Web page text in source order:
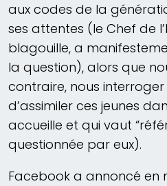
aux codes de la
ses attentes (le Chef de
blagouille, a
la question), alors que
contraire, nous
d’assimiler ces jeunes
accueille et qui vaut
questionnée par eux).
Facebook a annoncé en